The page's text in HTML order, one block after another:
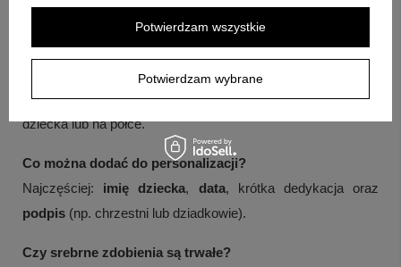
Tak, to klasyczna i bardzo symbolicznapamiątka Chrztu
z motywemAnioła Stróża.
Jaki jest rozmiar obrazka?
Obrazek ma11x10 cm, więc łatwo go ustawić w pokoju
dziecka lub na półce.
Co można dodać do personalizacji?
Najczęściej: imię dziecka, data, krótka dedykacja oraz
podpis (np. chrzestni lub dziadkowie).
Czy srebrne zdobienia są trwałe?
Potwierdzam wybrane
Potwierdzam wszystkie